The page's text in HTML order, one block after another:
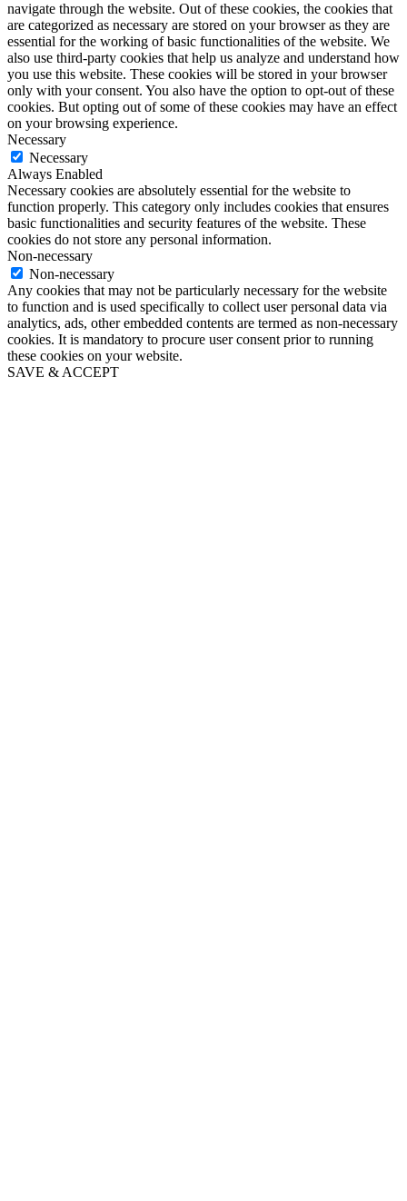
navigate through the website. Out of these cookies, the cookies that
are categorized as necessary are stored on your browser as they are
essential for the working of basic functionalities of the website. We
also use third-party cookies that help us analyze and understand how
you use this website. These cookies will be stored in your browser
only with your consent. You also have the option to opt-out of these
cookies. But opting out of some of these cookies may have an effect
on your browsing experience.
Necessary
Necessary
Always Enabled
Necessary cookies are absolutely essential for the website to
function properly. This category only includes cookies that ensures
basic functionalities and security features of the website. These
cookies do not store any personal information.
Non-necessary
Non-necessary
Any cookies that may not be particularly necessary for the website
to function and is used specifically to collect user personal data via
analytics, ads, other embedded contents are termed as non-necessary
cookies. It is mandatory to procure user consent prior to running
these cookies on your website.
SAVE & ACCEPT